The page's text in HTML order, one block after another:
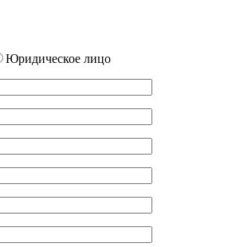
Юридическое лицо